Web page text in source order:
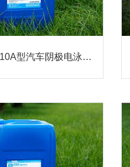
祥和牌XH-10A型汽车阴极电泳专用磷化液